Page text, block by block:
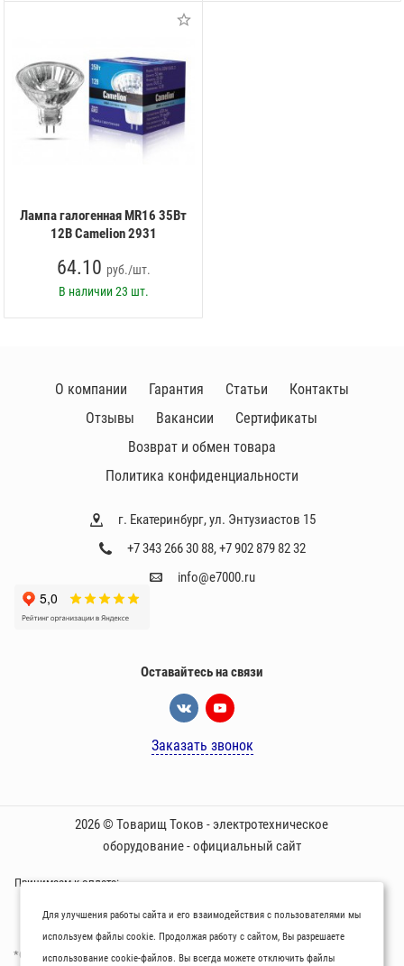
Лампа галогенная MR16 35Вт
12В Camelion 2931
64.10 руб./шт.
В наличии23 шт.
г. Екатеринбург, ул. Энтузиастов 15
+7 343 266 30 88,+7 902 879 82 32
info@e7000.ru
О компании Гарантия Статьи
Контакты
Отзывы
Вакансии
Сертификаты
Возврат и обмен товара
Политика конфиденциальности
Оставайтесь на связи
Заказать звонок
2026 © Товарищ Токов - электротехническое
оборудование - официальный сайт
Принимаем к оплате:
*Oбращаем вaше внимaние нa то, что пpиведеные цeны и хaрактеристики
Для улучшения работы сайта и его взаимодействия с пользователями мы
используем файлы cookie. Продолжая работу с сайтом, Вы разрешаете
использование cookie-файлов. Вы всегда можете отключить файлы